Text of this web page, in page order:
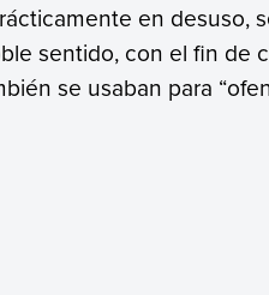
en desuso,
sentido, con el fin de
se usaban para